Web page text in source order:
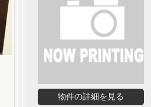
物件の詳細を見る